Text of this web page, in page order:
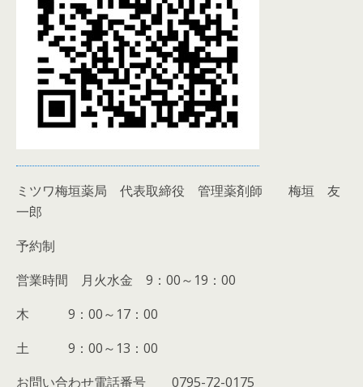
ミツワ梅垣薬局 代表取締役 管理薬剤師 梅垣 友
一郎
予約制
営業時間 月火水金 9：00～19：00
木 9：00～17：00
土 9：00～13：00
お問い合わせ電話番号 0795-72-0175